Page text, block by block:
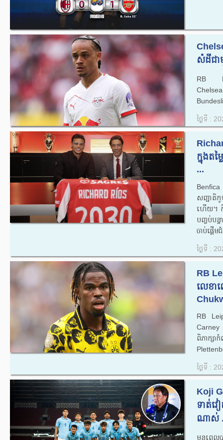
សំដីជា
RB
ថ្ងៃទី :
ក្នុងតម្
...
សញ្ជាតិកូ
ហើយ។ កិ
បញ្ចប់បន្
ចាប់ផ្តើ
ថ្ងៃទី :
RB
លេខា
RB
ពិភាក្ស
ថ្ងៃទី :
Koji
ទាត់​វ
ណាស់
មុនពេលប